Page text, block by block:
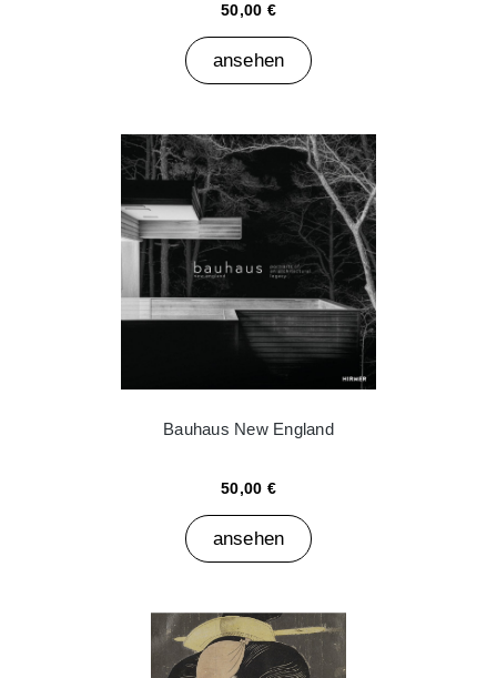
50,00 €
ansehen
Bauhaus New England
50,00 €
ansehen